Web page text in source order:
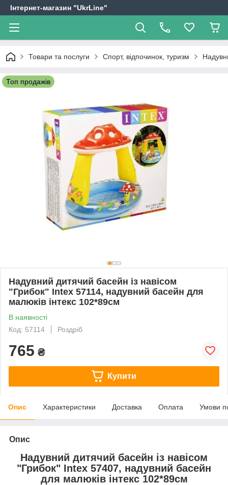
Інтернет-магазин "UkrLine"
Товари та послуги Спорт, відпочинок, туризм
Топ продажів
Надувний дитячий басейн із навісом
"Грибок" Intex 57114, надувний басейн для
малюків інтекс 102*89см
В наявності
Код: 57114
Роздріб
765 ₴
Купити
Опис Характеристики Доставка Оплата Умови
Опис
Надувний дитячий басейн із навісом
"Грибок" Intex 57407, надувний басейн
для малюків інтекс 102*89см